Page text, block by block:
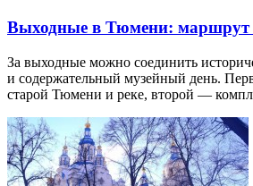
Выходные в Тюмени: маршрут
За выходные можно соединить
и содержательный музейный день.
старой Тюмени и реке, второй —